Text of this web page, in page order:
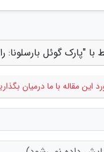
با "پارک گوئل
این مقاله با ما درمیان